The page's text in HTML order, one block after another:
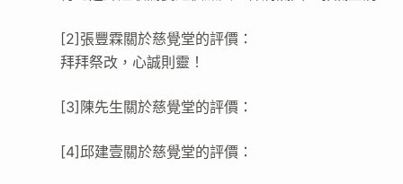
[2]張豐霖關於慈覺堂的評價：
拜拜祭改，心誠則靈！
[3]陳先生關於慈覺堂的評價：
[4]邱建壹關於慈覺堂的評價：